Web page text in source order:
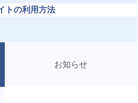
トの利用方法
お知らせ